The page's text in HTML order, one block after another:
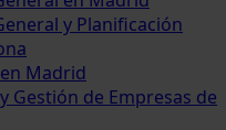
y Planificación
Madrid
Gestión de Empresas de